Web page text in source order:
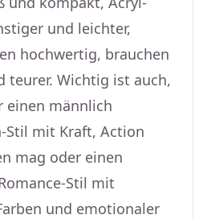
und leichter,
hochwertig, brauchen
teurer. Wichtig ist auch,
einen männlich
Stil mit Kraft, Action
mag oder einen
Stil mit
und emotionaler